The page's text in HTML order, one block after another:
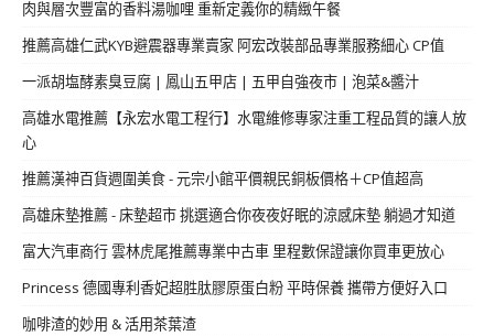
肉與層次豐富的香料湯咖哩 重新定義你的精緻午餐
推薦高雄仁武KYB避震器專業賣家 阿宏改裝部品專業服務細心 CP值
一派胡塩酵素臭豆腐 | 鳳山五甲店 | 五甲自強夜市 | 泡菜&醬汁
高雄水電推薦【永宏水電工程行】水電維修專家注重工程品質的讓人放
心
推薦漢神百貨週圍美食 - 元宗小館平價親民銅板價格＋CP值超高
高雄床墊推薦 - 床墊超市 挑選適合你夜夜好眠的涼感床墊 躺過才知道
富大汽車商行 雲林虎尾推薦專業中古車 里程數保證讓你買車更放心
Princess 德國專利香妃超胜肽膠原蛋白粉 平時保養 攜帶方便好入口
咖啡渣的妙用 & 活用茶葉渣